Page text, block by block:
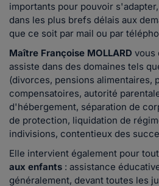
importants pour pouvoir
dans les plus brefs délais aux
que ce soit par mail ou par
Maître Françoise MOLLARD vous
assiste dans des domaines tels
(divorces, pensions alimentaires,
compensatoires, autorité
d'hébergement, séparation de
de protection, liquidation de
indivisions, contentieux des
Elle intervient également pour
aux enfants : assistance
généralement, devant toutes les